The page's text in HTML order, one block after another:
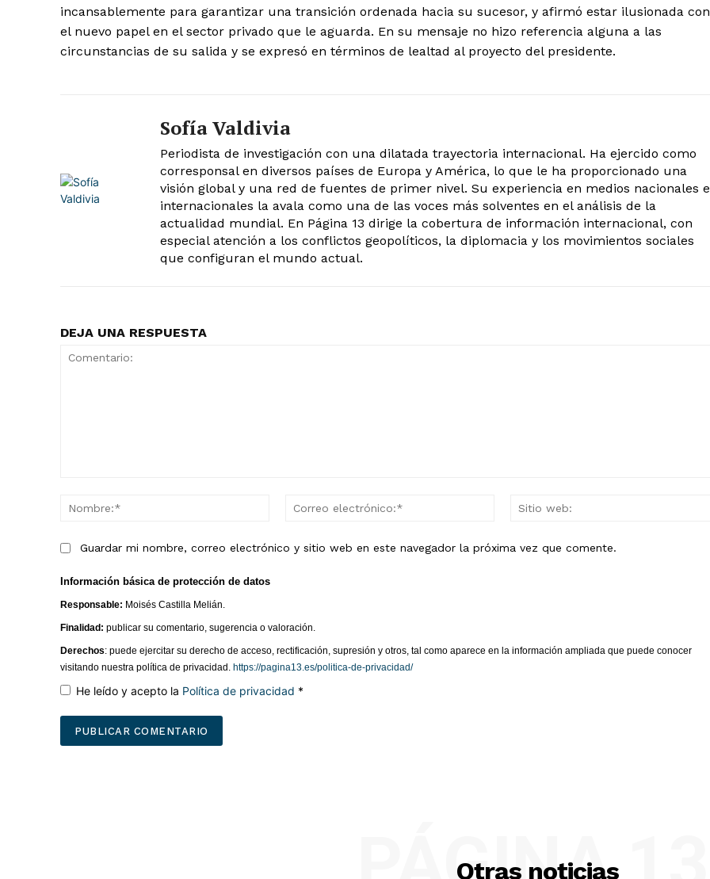
incansablemente para garantizar una transición ordenada hacia su sucesor, y afirmó estar ilusionada con
el nuevo papel en el sector privado que le aguarda. En su mensaje no hizo referencia alguna a las
circunstancias de su salida y se expresó en términos de lealtad al proyecto del presidente.
Sofía Valdivia
Periodista de investigación con una dilatada trayectoria internacional. Ha ejercido como
corresponsal en diversos países de Europa y América, lo que le ha proporcionado una
visión global y una red de fuentes de primer nivel. Su experiencia en medios nacionales e
internacionales la avala como una de las voces más solventes en el análisis de la
actualidad mundial. En Página 13 dirige la cobertura de información internacional, con
especial atención a los conflictos geopolíticos, la diplomacia y los movimientos sociales
que configuran el mundo actual.
DEJA UNA RESPUESTA
Nombre:*
Correo
Guardar mi nombre, correo electrónico y sitio web en este navegador la próxima vez que comente.
Información básica de protección de datos
Responsable: Moisés Castilla Melián.
Finalidad: publicar su comentario, sugerencia o valoración.
Derechos: puede ejercitar su derecho de acceso, rectificación, supresión y otros, tal como aparece en la información ampliada que puede conocer
visitando nuestra política de privacidad. https://pagina13.es/politica-de-privacidad/
He leído y acepto la Política de privacidad *
Otras noticias